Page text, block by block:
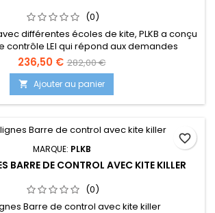
(0)
différentes écoles de kite, PLKB a conçu
contrôle LEI qui répond aux demandes
instructeurs de kite, des écoles et des
En utilisant des pièces déjà utilisées
et donc soigneusement testées
(suite dessous...)
236,50 € 282,00 €
 Ajouter au panier
MARQUE: PLKB
BARRE DE CONTROL AVEC KITE KILLER
(0)
Barre de control avec kite killer
favorite_border